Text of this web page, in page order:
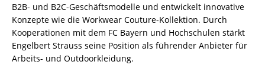
B2B- und B2C-Geschäftsmodelle und entwickelt innovative
Konzepte wie die Workwear Couture-Kollektion. Durch
Kooperationen mit dem FC Bayern und Hochschulen stärkt
Engelbert Strauss seine Position als führender Anbieter für
Arbeits- und Outdoorkleidung.